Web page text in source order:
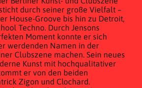
durch seiner große Vielfalt –
House-Groove bis hin zu Detroit,
Techno. Durch Jensons
Moment konnte er sich
werdenden Namen in der
Clubszene machen. Sein neues
Kunst mit hochqualitativer
er von den beiden
Zigon und Clochard.